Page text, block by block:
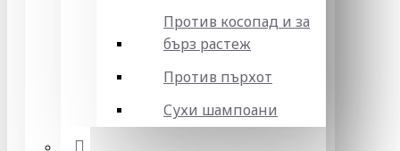
Против косопад и за
бърз растеж
Против пърхот
Сухи шампоани